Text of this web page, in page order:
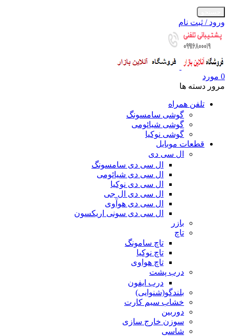
ورود / ثبت نام
0 مورد
مرور دسته ها
تلفن همراه
گوشی سامسونگ
گوشی شیائومی
گوشی نوکیا
قطعات موبایل
ال سی دی
ال سی دی سامسونگ
ال سی دی شیائومی
ال سی دی نوکیا
ال سی دی ال جی
ال سی دی هوآوی
ال سی دی سونی اریکسون
بازر
تاچ
تاچ سامونگ
تاچ نوکیا
تاچ هواوی
درب پشت
درب ایفون
بلندگو(شنوایی)
خشاب سیم کارت
دوربین
سوزن خارج سازی
شاسی